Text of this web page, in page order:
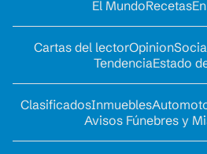
El MundoRecetas
Cartas del lectorOpinion
TendenciaEstado
ClasificadosInmuebles
Avisos Fúnebres y